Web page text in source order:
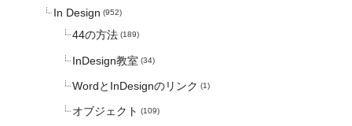
In Design (952)
44の方法 (189)
InDesign教室 (34)
WordとInDesignのリンク (1)
オブジェクト (109)